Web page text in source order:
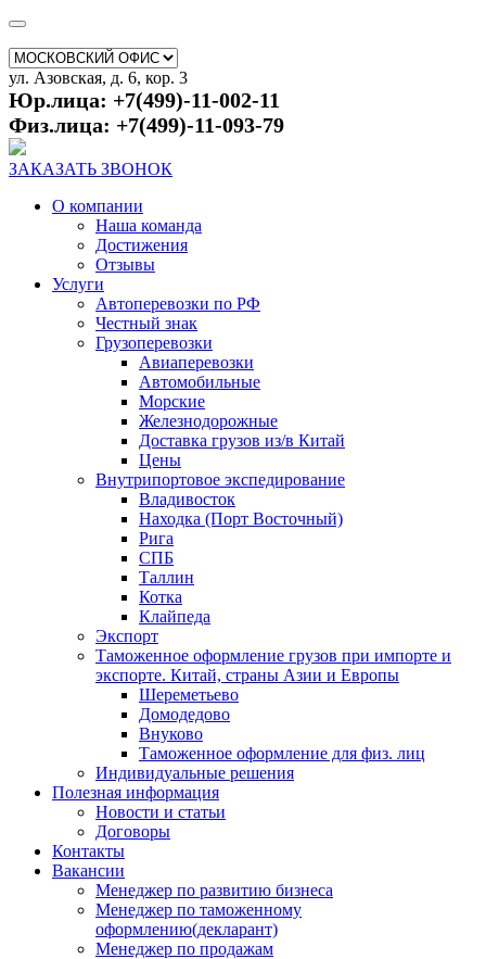
ул. Азовская, д. 6, кор. 3
Юр.лица: +7(499)-11-002-11
Физ.лица: +7(499)-11-093-79
ЗАКАЗАТЬ ЗВОНОК
О компании
Наша команда
Достижения
Отзывы
Услуги
Автоперевозки по РФ
Честный знак
Грузоперевозки
Авиаперевозки
Автомобильные
Морские
Железнодорожные
Доставка грузов из/в Китай
Цены
Внутрипортовое экспедирование
Владивосток
Находка (Порт Восточный)
Рига
СПБ
Таллин
Котка
Клайпеда
Экспорт
Таможенное оформление грузов при импорте и
экспорте. Китай, страны Азии и Европы
Шереметьево
Домодедово
Внуково
Таможенное оформление для физ. лиц
Индивидуальные решения
Полезная информация
Новости и статьи
Договоры
Контакты
Вакансии
Менеджер по развитию бизнеса
Менеджер по таможенному
оформлению(декларант)
Менеджер по продажам